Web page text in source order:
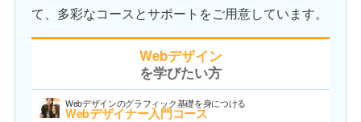
て、多彩なコースとサポートをご用意しています。
Webデザイン
を学びたい方
Webデザインのグラフィック基礎を身につける
Webデザイナー入門コース